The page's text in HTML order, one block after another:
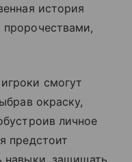
история
смогут
окраску,
личное
предстоит
навыки, защищать